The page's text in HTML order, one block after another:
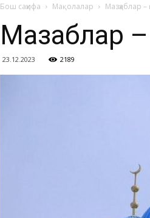
Бош саҳифа Мақолалар Мазҳаблар
Мазҳаблар
23.12.2023 2189